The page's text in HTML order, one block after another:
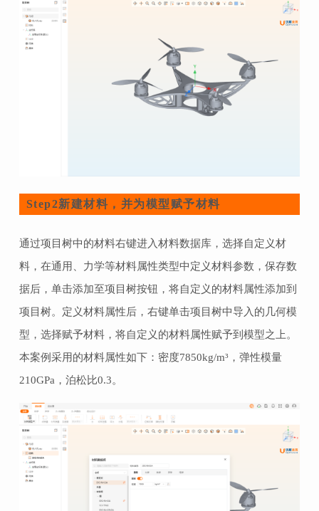
Step2新建材料，并为模型赋予材料
通过项目树中的材料右键进入材料数据库，选择自定义材
料，在通用、力学等材料属性类型中定义材料参数，保存数
据后，单击添加至项目树按钮，将自定义的材料属性添加到
项目树。定义材料属性后，右键单击项目树中导入的几何模
型，选择赋予材料，将自定义的材料属性赋予到模型之上。
本案例采用的材料属性如下：密度7850kg/m³，弹性模量
210GPa，泊松比0.3。